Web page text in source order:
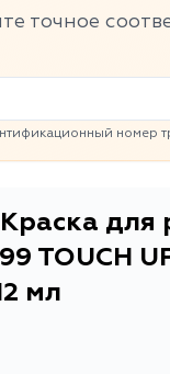
точное
номер
для
TOUCH
мл